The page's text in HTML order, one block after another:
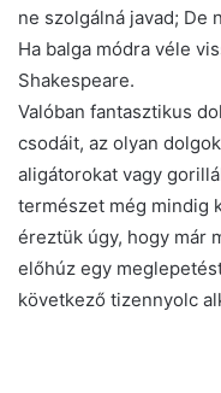
ne szolgálná javad; De
Ha balga módra véle
Shakespeare.
Valóban fantasztikus
csodáit, az olyan
aligátorokat vagy
természet még mindig
éreztük úgy, hogy már
előhúz egy
következő tizennyolc